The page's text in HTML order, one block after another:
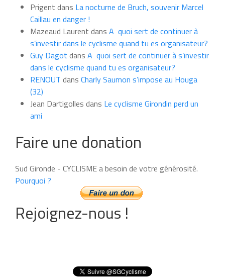
moisPrigent dans La nocturne de Bruch, souvenir Marcel
Caillau en danger !
Mazeaud Laurent dans A quoi sert de continuer à
s’investir dans le cyclisme quand tu es organisateur?
Guy Dagot dans A quoi sert de continuer à s’investir
dans le cyclisme quand tu es organisateur?
RENOUT dans Charly Saumon s’impose au Houga
(32)
Jean Dartigolles dans Le cyclisme Girondin perd un
ami
Faire une donation
Sud Gironde - CYCLISME a besoin de votre générosité.
Pourquoi ?
Rejoignez-nous !